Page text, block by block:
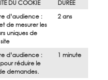
DU COOKIE
DURÉE
d’audience :
de mesurer les
uniques de
2 ans
d’audience :
réduire le
demandes.
1 minute